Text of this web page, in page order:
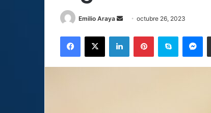
Emilio Araya
Sendoctubre 26, 2023
Facebook
X LinkedInPinterestSkype